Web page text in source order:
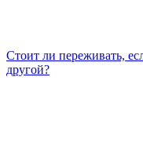
Стоит ли переживать,
другой?